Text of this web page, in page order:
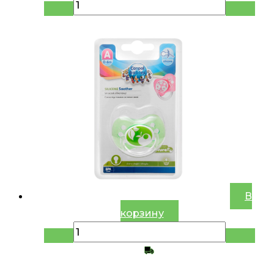
В
корзину